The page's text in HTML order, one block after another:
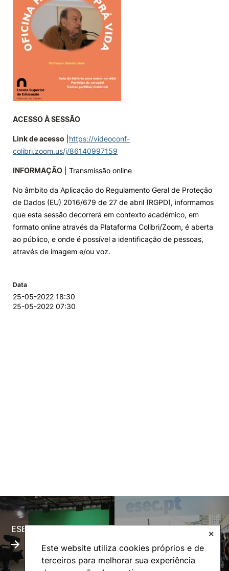
Este website utiliza cookies próprios e de
terceiros para melhorar sua experiência
✕
©2026 Instituto Politécnico de Coimbra. Todos os direitos reservados.
ACESSO À SESSÃO
Link de acesso
https://videoconf-
colibri.zoom.us/j/86140997159
INFORMAÇÃO | Transmissão online
No âmbito da Aplicação do Regulamento Geral de Proteção
de Dados (EU) 2016/679 de 27 de abril (RGPD), informamos
que esta sessão decorrerá em contexto académico, em
formato online através da Plataforma Colibri/Zoom, é aberta
ao público, e onde é possível a identificação de pessoas,
através de imagem e/ou voz.
Data
25-05-2022 18:30
25-05-2022 07:30
ESECTV Alumni